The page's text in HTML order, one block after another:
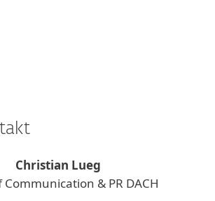
Christian Lueg
Communication & PR DACH